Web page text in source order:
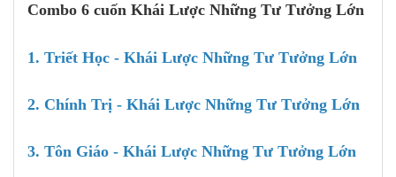
Combo 6 cuốn Khái Lược Những Tư Tưởng Lớn
1. Triết Học - Khái Lược Những Tư Tưởng Lớn
2. Chính Trị - Khái Lược Những Tư Tưởng Lớn
3. Tôn Giáo - Khái Lược Những Tư Tưởng Lớn